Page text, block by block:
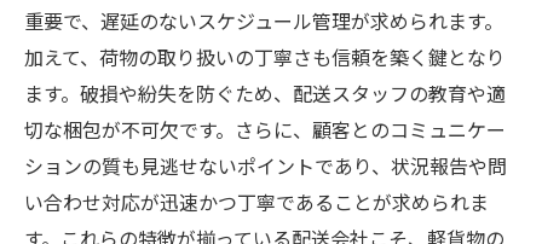
重要で、遅延のないスケジュール管理が求められます。
加えて、荷物の取り扱いの丁寧さも信頼を築く鍵となり
ます。破損や紛失を防ぐため、配送スタッフの教育や適
切な梱包が不可欠です。さらに、顧客とのコミュニケー
ションの質も見逃せないポイントであり、状況報告や問
い合わせ対応が迅速かつ丁寧であることが求められま
す。これらの特徴が揃っている配送会社こそ、軽貨物の